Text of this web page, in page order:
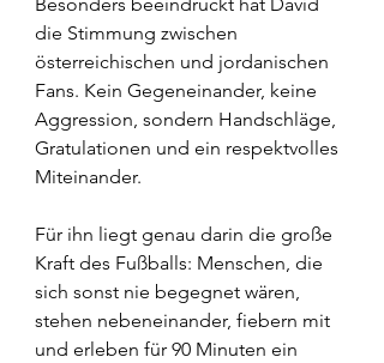
die Stimmung zwischen
österreichischen und jordanischen
Fans. Kein Gegeneinander, keine
Aggression, sondern Handschläge,
Gratulationen und ein respektvolles
Miteinander.
Für ihn liegt genau darin die große
Kraft des Fußballs: Menschen, die
sich sonst nie begegnet wären,
stehen nebeneinander, fiebern mit
und erleben für 90 Minuten ein